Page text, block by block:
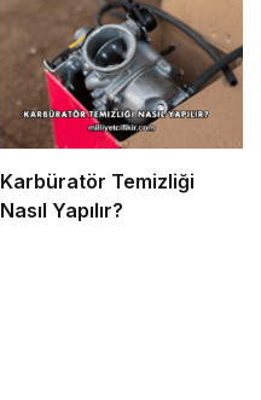
Karbüratör Temizliği
Nasıl Yapılır?